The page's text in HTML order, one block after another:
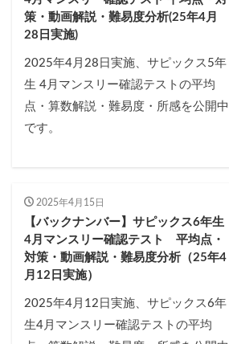
策・動画解説・難易度分析(25年4月
28日実施)
2025年4月28日実施、サピックス5年
生 4月マンスリー確認テストの平均
点・算数解説・難易度・所感を公開中
です。
2025年4月15日
【バックナンバー】サピックス6年生
4月マンスリー確認テスト 平均点・
対策・動画解説・難易度分析（25年4
月12日実施）
2025年4月12日実施、サピックス6年
生4月マンスリー確認テストの平均